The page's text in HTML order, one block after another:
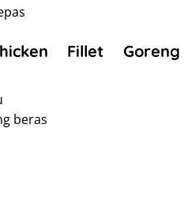
Fillet Goreng
beras